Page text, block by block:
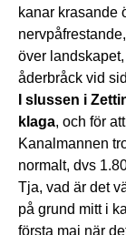
kanar krasande
över
åderbråck vid
I slussen i
klaga, och för
Kanalmannen
normalt, dvs
Tja, vad är det
på grund mitt i
första maj när